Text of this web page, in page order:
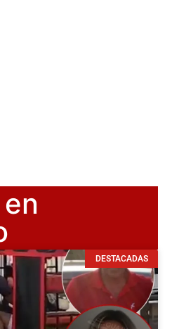
DESTACADAS